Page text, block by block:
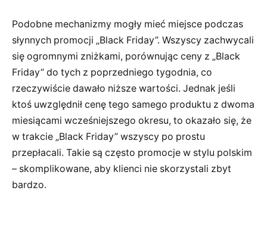
Podobne mechanizmy mogły mieć miejsce podczas
słynnych promocji „Black Friday”. Wszyscy zachwycali
się ogromnymi zniżkami, porównując ceny z „Black
Friday” do tych z poprzedniego tygodnia, co
rzeczywiście dawało niższe wartości. Jednak jeśli
ktoś uwzględnił cenę tego samego produktu z dwoma
miesiącami wcześniejszego okresu, to okazało się, że
w trakcie „Black Friday” wszyscy po prostu
przepłacali. Takie są często promocje w stylu polskim
– skomplikowane, aby klienci nie skorzystali zbyt
bardzo.